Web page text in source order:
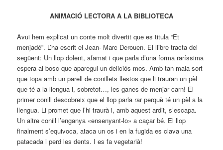
ANIMACIÓ LECTORA A LA BIBLIOTECA
Avui hem explicat un conte molt divertit que es titula “Et
menjadé”. L’ha escrit el Jean- Marc Derouen. El llibre tracta del
següent: Un llop dolent, afamat i que parla d’una forma raríssima
espera al bosc que aparegui un deliciós mos. Amb tan mala sort
que topa amb un parell de conillets llestos que li trauran un pèl
que té a la llengua i, sobretot…, les ganes de menjar carn! El
primer conill descobreix que el llop parla rar perquè té un pèl a la
llengua. Li promet que l’hi traurà i, amb aquest ardit, s’escapa.
Un altre conill l’enganya «ensenyant-lo» a caçar bé. El llop
finalment s’equivoca, ataca un os i en la fugida es clava una
patacada i perd les dents. I es fa vegetarià!